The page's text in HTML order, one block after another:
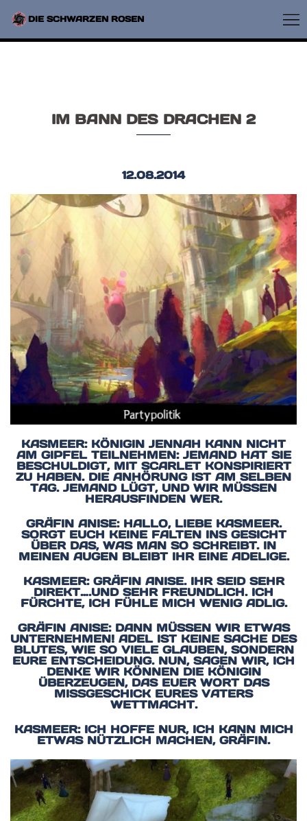
INHALT
SPRINGEN
DIE SCHWARZEN ROSEN
IM BANN DES DRACHEN 2
12.08.2014
KASMEER: KÖNIGIN JENNAH KANN NICHT
AM GIPFEL TEILNEHMEN: JEMAND HAT SIE
BESCHULDIGT, MIT SCARLET KONSPIRIERT
ZU HABEN. DIE ANHÖRUNG IST AM SELBEN
TAG. JEMAND LÜGT, UND WIR MÜSSEN
HERAUSFINDEN WER.
GRÄFIN ANISE: HALLO, LIEBE KASMEER.
SORGT EUCH KEINE FALTEN INS GESICHT
ÜBER DAS, WAS MAN SO SCHREIBT. IN
MEINEN AUGEN BLEIBT IHR EINE ADELIGE.
KASMEER: GRÄFIN ANISE. IHR SEID SEHR
DIREKT….UND SEHR FREUNDLICH. ICH
FÜRCHTE, ICH FÜHLE MICH WENIG ADLIG.
GRÄFIN ANISE: DANN MÜSSEN WIR ETWAS
UNTERNEHMEN! ADEL IST KEINE SACHE DES
BLUTES, WIE SO VIELE GLAUBEN, SONDERN
EURE ENTSCHEIDUNG. NUN, SAGEN WIR, ICH
DENKE WIR KÖNNEN DIE KÖNIGIN
ÜBERZEUGEN, DAS EUER WORT DAS
MISSGESCHICK EURES VATERS
WETTMACHT.
KASMEER: ICH HOFFE NUR, ICH KANN MICH
ETWAS NÜTZLICH MACHEN, GRÄFIN.